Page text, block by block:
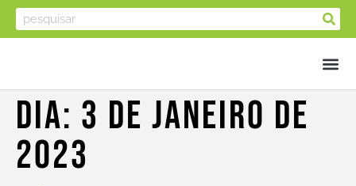
Dia: 3 De Janeiro De
2023